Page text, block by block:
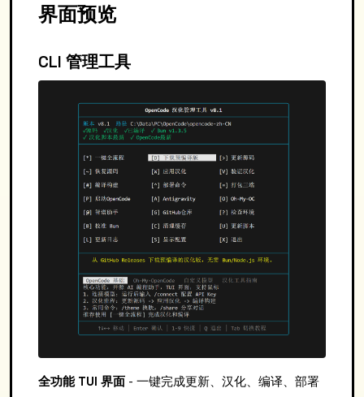
界面预览
CLI 管理工具
全功能 TUI 界面 - 一键完成更新、汉化、编译、部署